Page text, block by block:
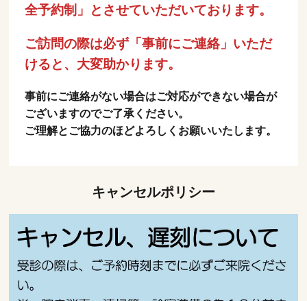
全予約制」とさせていただいております。
ご訪問の際は必ず「事前にご連絡」いただ
けると、大変助かります。
事前にご連絡がない場合はご対応ができない場合が
ございますのでご了承ください。
ご理解とご協力のほどよろしくお願いいたします。
キャンセルポリシー